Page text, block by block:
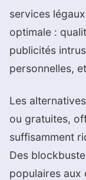
services
optimale :
publicités
personnelles,
Les
ou gratuites,
suffisamment
Des
populaires aux